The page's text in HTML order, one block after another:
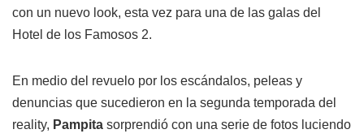
con un nuevo look, esta vez para una de las galas del
Hotel de los Famosos 2.
En medio del revuelo por los escándalos, peleas y
denuncias que sucedieron en la segunda temporada del
reality, Pampita sorprendió con una serie de fotos luciendo